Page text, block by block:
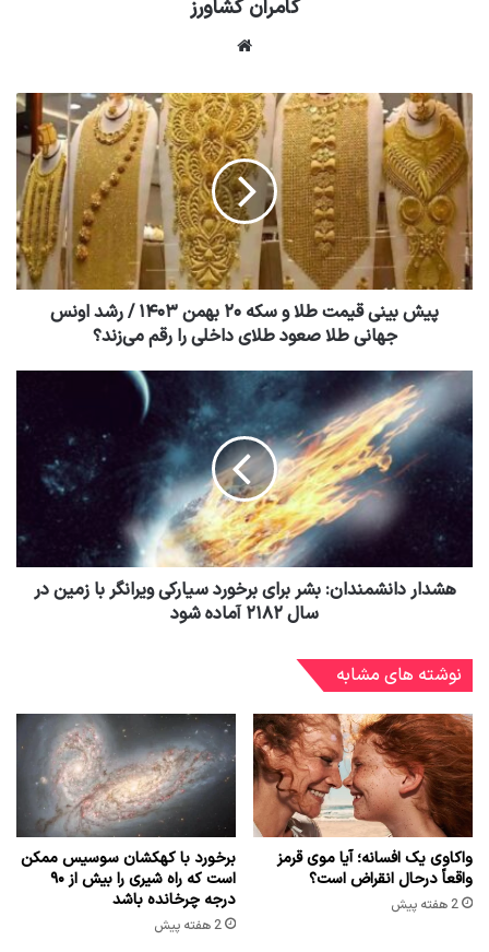
کامران کشاورز
پیش بینی قیمت طلا و سکه ۲۰ بهمن ۱۴۰۳ / رشد اونس
جهانی طلا صعود طلای داخلی را رقم می‌زند؟
هشدار دانشمندان: بشر برای برخورد سیارکی ویرانگر با زمین در
سال ۲۱۸۲ آماده شود
نوشته های مشابه
واکاوی یک افسانه؛ آیا موی قرمز
واقعاً درحال انقراض است؟
2 هفته پیش
برخورد با کهکشان سوسیس ممکن
است که راه شیری را بیش از ۹۰
درجه چرخانده باشد
2 هفته پیش